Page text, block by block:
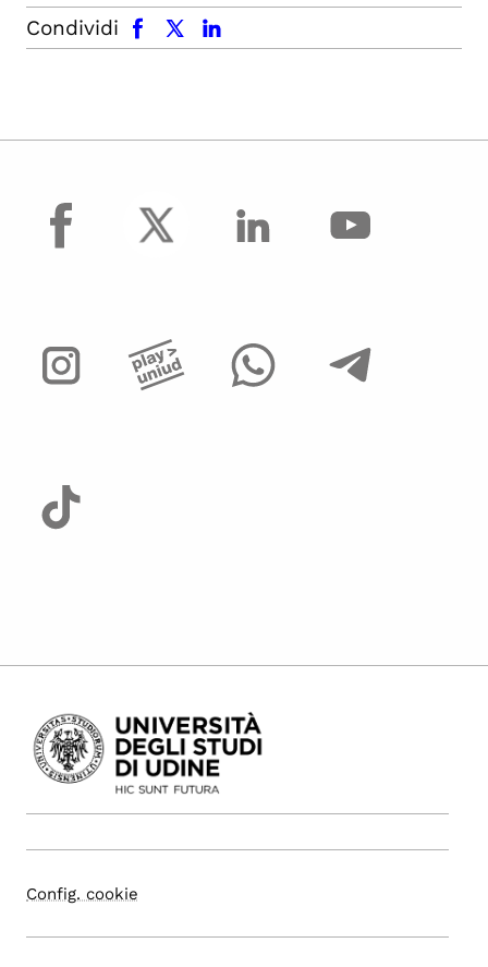
Condividi
facebook x.com linkedin
facebook
Config. cookie